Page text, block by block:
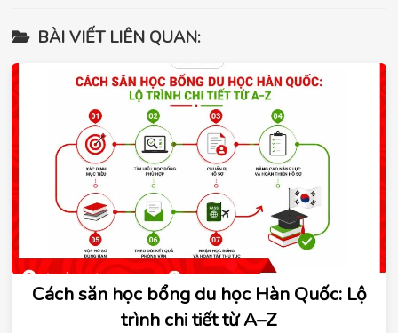
BÀI VIẾT LIÊN QUAN:
Cách săn học bổng du học Hàn Quốc: Lộ
trình chi tiết từ A–Z